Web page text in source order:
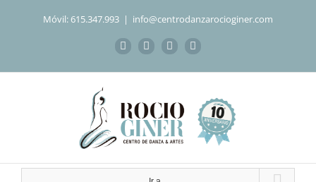
Móvil: 615.347.993 | info@centrodanzarocioginer.com
FacebookInstagramWhatsApp
Correo